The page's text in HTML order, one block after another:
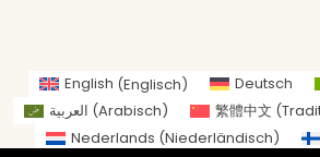
English (Englisch) Deutsch
العربية (Arabisch) 繁體中文 (
Nederlands (Niederländisch)